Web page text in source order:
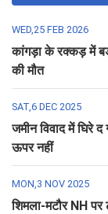
WED,25 FEB 2026
कांगड़ा के रक्कड़ में
की मौत
SAT,6 DEC 2025
जमीन विवाद में घिरे
ऊपर नहीं
MON,3 NOV 2025
शिमला-मटौर NH पर